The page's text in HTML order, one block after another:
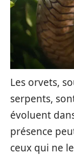
Les orvets,
serpents,
évoluent
présence
ceux qui ne